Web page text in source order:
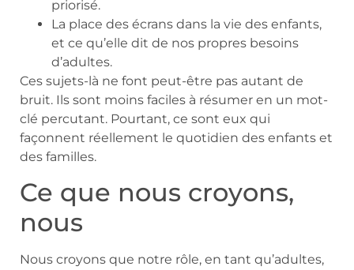
priorisé.
La place des écrans dans la vie des enfants,
et ce qu’elle dit de nos propres besoins
d’adultes.
Ces sujets-là ne font peut-être pas autant de
bruit. Ils sont moins faciles à résumer en un mot-
clé percutant. Pourtant, ce sont eux qui
façonnent réellement le quotidien des enfants et
des familles.
Ce que nous croyons,
nous
Nous croyons que notre rôle, en tant qu’adultes,